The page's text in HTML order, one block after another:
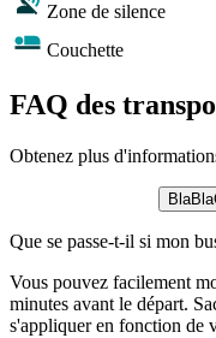
Zone de silence
Couchette
FAQ des
Obtenez plus
Que se passe-t-il si mon
Vous pouvez facilement
minutes avant le départ.
s'appliquer en fonction de